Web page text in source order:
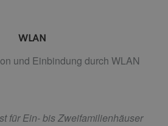
WLAN
und Einbindung durch WLAN
für Ein- bis Zweifamilienhäuser